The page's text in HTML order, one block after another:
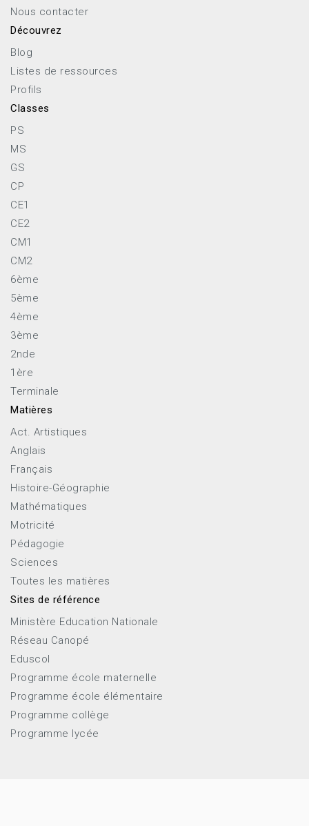
Nous contacter
Découvrez
Blog
Listes de ressources
Profils
Classes
PS
MS
GS
CP
CE1
CE2
CM1
CM2
6ème
5ème
4ème
3ème
2nde
1ère
Terminale
Matières
Act. Artistiques
Anglais
Français
Histoire-Géographie
Mathématiques
Motricité
Pédagogie
Sciences
Toutes les matières
Sites de référence
Ministère Education Nationale
Réseau Canopé
Eduscol
Programme école maternelle
Programme école élémentaire
Programme collège
Programme lycée